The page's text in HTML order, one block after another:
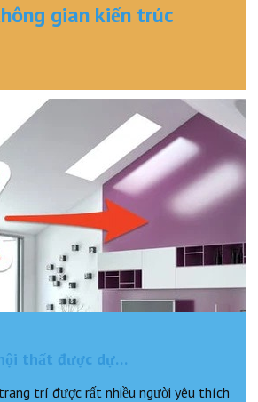
gian kiến trúc
thất được dự…
trí được rất nhiều người yêu thích